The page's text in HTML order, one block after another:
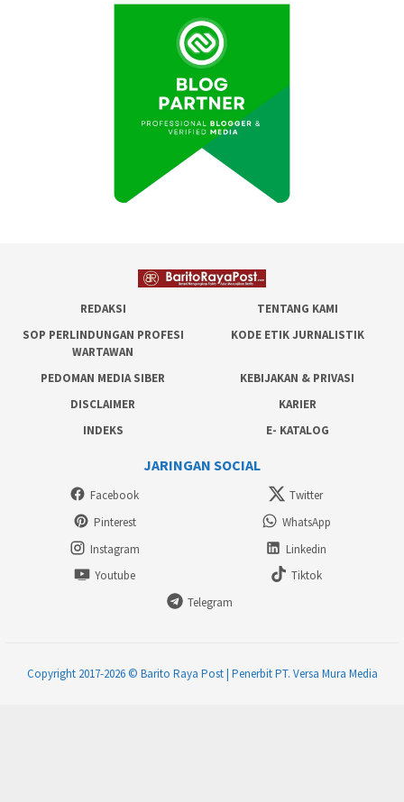
REDAKSI
TENTANG KAMI
SOP PERLINDUNGAN PROFESI
WARTAWAN
KODE ETIK JURNALISTIK
PEDOMAN MEDIA SIBER
KEBIJAKAN & PRIVASI
DISCLAIMER
KARIER
INDEKS
E- KATALOG
JARINGAN SOCIAL
Facebook
Twitter
Pinterest
WhatsApp
Instagram
Linkedin
Youtube
Tiktok
Telegram
Copyright 2017-2026 © Barito Raya Post | Penerbit PT. Versa Mura Media